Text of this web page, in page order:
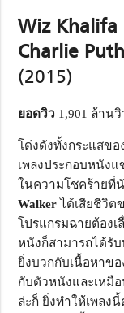
Wiz Khalifa
Charlie
(2015)
ยอดวิว 1,901 ล้านวิ
โด่งดังทั้งกระแสข
เพลงประกอบหนัง
ในความโชคร้ายที่
Walkerได้เสียชีวิต
โปรแกรมฉายต้องเ
หนังก็สามารถได้รั
ยิ่งบวกกับเนื้อหาข
กับตัวหนังและเหมื
ล่ะก็ ยิ่งทำให้เพลง